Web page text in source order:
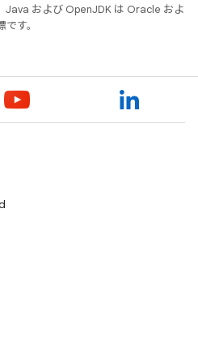
Java および OpenJDK は Oracle およ
す。